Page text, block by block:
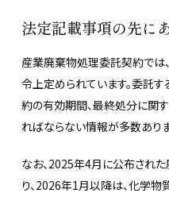
法定記載事項の先に
産業廃棄物処理委託契約では
令上定められています。委託
約の有効期間、最終処分に関
ればならない情報が多数ありま
なお、2025年4月に公布され
り、2026年1月以降は、化学